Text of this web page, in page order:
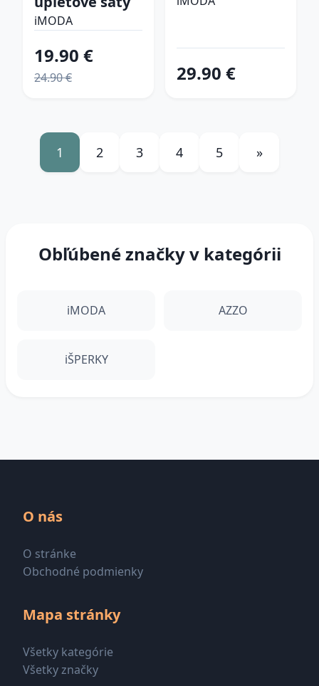
iMODA
19.90 €
24.90 € 29.90 €
1 2 3 4 5 »
Obľúbené značky v kategórii
iMODA AZZO
iŠPERKY
O nás
O stránke
Obchodné podmienky
Mapa stránky
Všetky kategórie
Všetky značky